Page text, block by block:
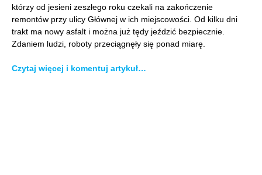
którzy od jesieni zeszłego roku czekali na zakończenie
remontów przy ulicy Głównej w ich miejscowości. Od kilku dni
trakt ma nowy asfalt i można już tędy jeździć bezpiecznie.
Zdaniem ludzi, roboty przeciągnęły się ponad miarę.
Czytaj więcej i komentuj artykuł…